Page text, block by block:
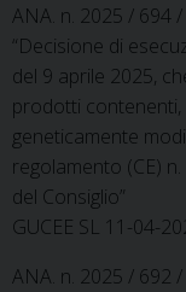
ANA. n. 2025 / 694
“Decisione di
del 9 aprile 2025,
prodotti
geneticamente
regolamento (CE)
del Consiglio”
GUCEE SL 11-04-
ANA. n. 2025 / 692